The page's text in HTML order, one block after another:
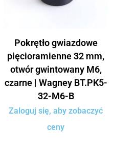
Pokrętło gwiazdowe
pięcioramienne 32 mm,
otwór gwintowany M6,
czarne | Wagney BT.PK5-
32-M6-B
Zaloguj się, aby zobaczyć
ceny